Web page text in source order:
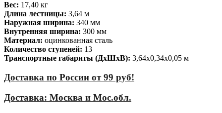
Вес: 17,40 кг
Длина лестницы: 3,64 м
Наружная ширина: 340 мм
Внутренняя ширина: 300 мм
Материал: оцинкованная сталь
Количество ступеней: 13
Транспортные габариты (ДхШхВ): 3,64х0,34х0,05 м
Доставка по России от 99 руб!
Доставка: Москва и Мос.обл.